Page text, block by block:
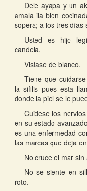
Dele ayapa y un
amala ila bien
sopera; a los tres días
Usted es hijo
candela.
Vistase de blanco.
Tiene que
la sifilis pues esta
donde la piel se le
Cuidese los
en su estado
es una enfermedad
las marcas que deja
No cruce el mar
No se siente en
roto.